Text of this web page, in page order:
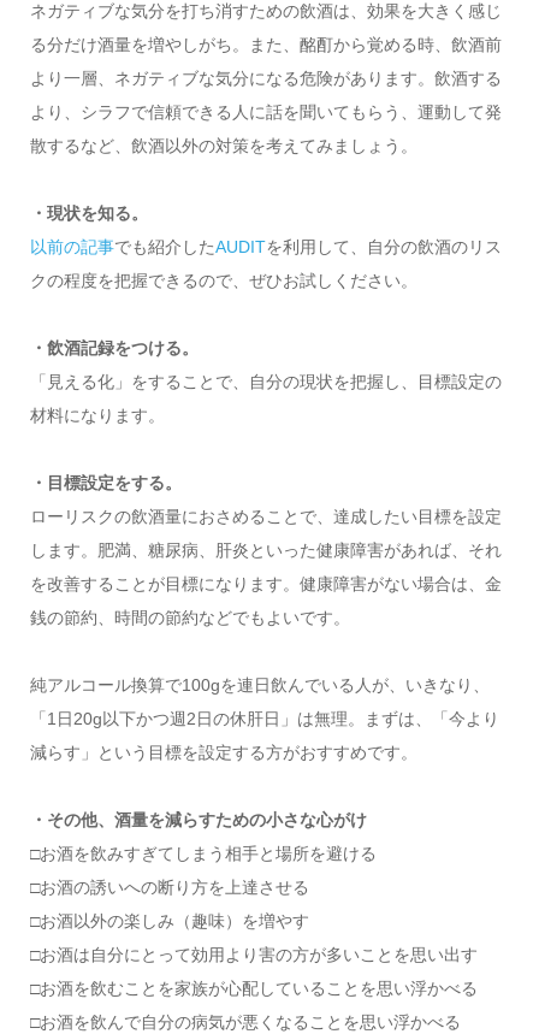
ネガティブな気分を打ち消すための飲酒は、効果を大きく感じ
る分だけ酒量を増やしがち。また、酩酊から覚める時、飲酒前
より一層、ネガティブな気分になる危険があります。飲酒する
より、シラフで信頼できる人に話を聞いてもらう、運動して発
散するなど、飲酒以外の対策を考えてみましょう。
・現状を知る。
以前の記事でも紹介したAUDITを利用して、自分の飲酒のリス
クの程度を把握できるので、ぜひお試しください。
・飲酒記録をつける。
「見える化」をすることで、自分の現状を把握し、目標設定の
材料になります。
・目標設定をする。
ローリスクの飲酒量におさめることで、達成したい目標を設定
します。肥満、糖尿病、肝炎といった健康障害があれば、それ
を改善することが目標になります。健康障害がない場合は、金
銭の節約、時間の節約などでもよいです。
純アルコール換算で100gを連日飲んでいる人が、いきなり、
「1日20g以下かつ週2日の休肝日」は無理。まずは、「今より
減らす」という目標を設定する方がおすすめです。
・その他、酒量を減らすための小さな心がけ
□お酒を飲みすぎてしまう相手と場所を避ける
□お酒の誘いへの断り方を上達させる
□お酒以外の楽しみ（趣味）を増やす
□お酒は自分にとって効用より害の方が多いことを思い出す
□お酒を飲むことを家族が心配していることを思い浮かべる
□お酒を飲んで自分の病気が悪くなることを思い浮かべる